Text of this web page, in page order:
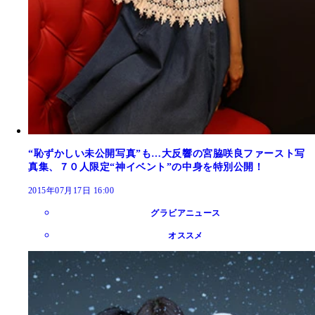
“恥ずかしい未公開写真”も…大反響の宮脇咲良ファースト写
真集、７０人限定“神イベント”の中身を特別公開！
2015年07月17日 16:00
グラビアニュース
オススメ